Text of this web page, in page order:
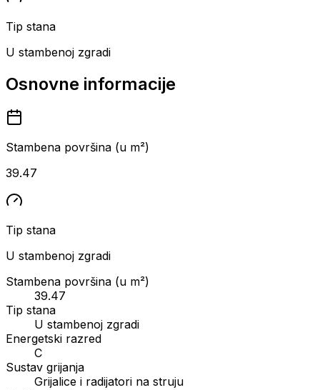
Tip stana
U stambenoj zgradi
Osnovne informacije
Stambena površina (u m²)
39.47
Tip stana
U stambenoj zgradi
Stambena površina (u m²)
39.47
Tip stana
U stambenoj zgradi
Energetski razred
C
Sustav grijanja
Grijalice i radijatori na struju